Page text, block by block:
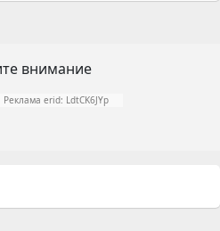
внимание
Реклама erid: LdtCK6JYp